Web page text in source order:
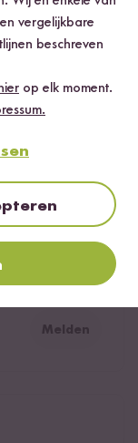
aankoop
indischer
Schärfe und
Melden
vergelijkbare
beschreven
hier op elk moment.